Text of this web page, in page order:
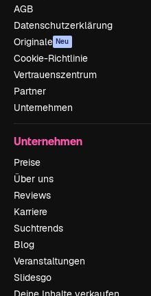
AGB
Datenschutzerklärung
Originale Neu
Cookie-Richtlinie
Vertrauenszentrum
Partner
Unternehmen
Unternehmen
Preise
Über uns
Reviews
Karriere
Suchtrends
Blog
Veranstaltungen
Slidesgo